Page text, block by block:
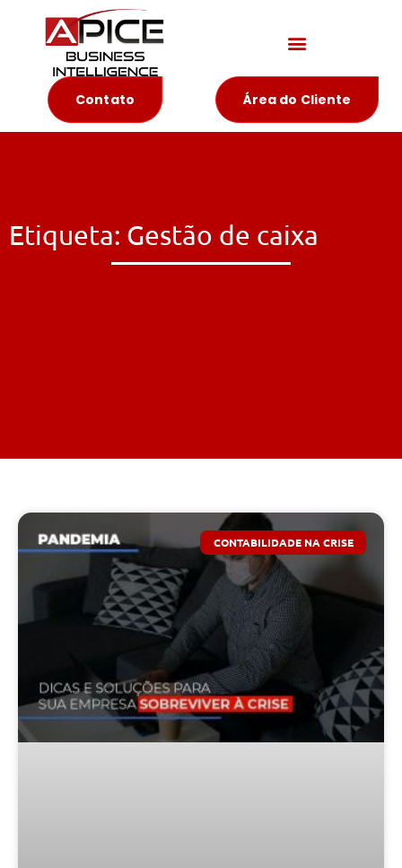
Contato Área do Cliente
Etiqueta: Gestão de caixa
CONTABILIDADE NA CRISE